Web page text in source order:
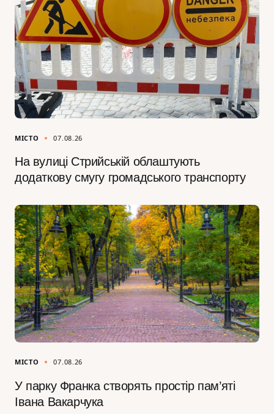
МІСТО 07.08.26
На вулиці Стрийській облаштують
додаткову смугу громадського транспорту
МІСТО 07.08.26
У парку Франка створять простір пам’яті
Івана Вакарчука